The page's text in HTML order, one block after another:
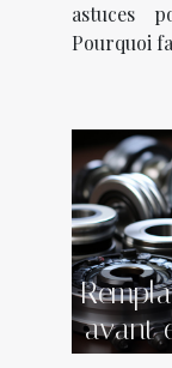
astuces
Pourquoi
avant